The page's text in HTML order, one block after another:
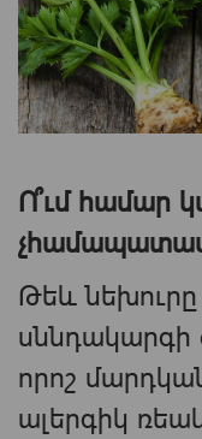
Ո՞ւմ համար
Թեև
որոշ
ալերգիկ